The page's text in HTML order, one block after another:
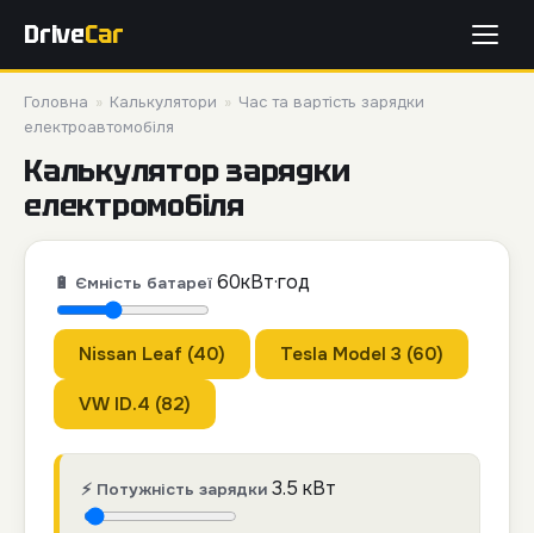
DriveCar
Головна » Калькулятори » Час та вартість зарядки
електроавтомобіля
Калькулятор зарядки
електромобіля
🔋 Ємність батареї 60кВт·год
Nissan Leaf (40) Tesla Model 3 (60)
VW ID.4 (82)
⚡ Потужність зарядки 3.5 кВт